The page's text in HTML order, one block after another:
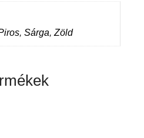
, Sárga, Zöld